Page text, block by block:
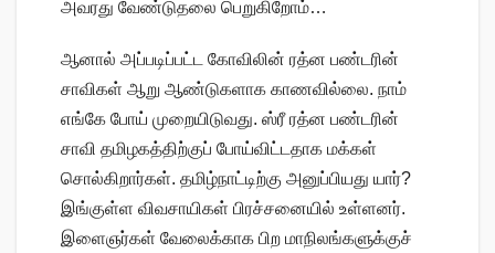
அவரது வேண்டுதலை பெறுகிறோம்…
ஆனால் அப்படிப்பட்ட கோவிலின் ரத்ன பண்டரின்
சாவிகள் ஆறு ஆண்டுகளாக காணவில்லை. நாம்
எங்கே போய் முறையிடுவது. ஸ்ரீ ரத்ன பண்டரின்
சாவி தமிழகத்திற்குப் போய்விட்டதாக மக்கள்
சொல்கிறார்கள். தமிழ்நாட்டிற்கு அனுப்பியது யார்?
இங்குள்ள விவசாயிகள் பிரச்சனையில் உள்ளனர்.
இளைஞர்கள் வேலைக்காக பிற மாநிலங்களுக்குச்